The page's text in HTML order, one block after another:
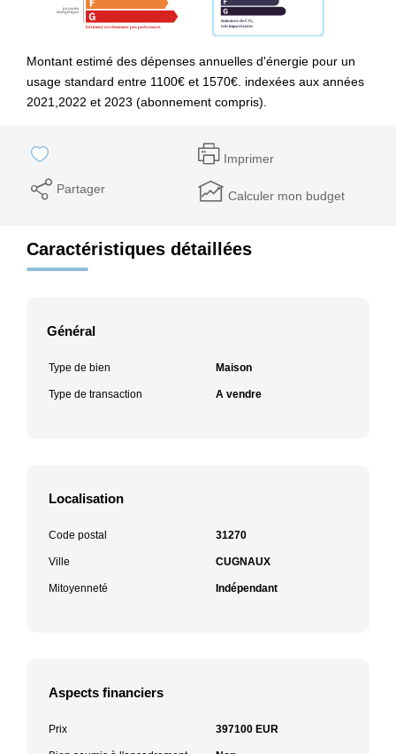
Montant estimé des dépenses annuelles d'énergie pour un
usage standard entre 1100€ et 1570€. indexées aux années
2021,2022 et 2023 (abonnement compris).
Imprimer
Partager Calculer mon budget
Caractéristiques détaillées
Général
Type de bien Maison
Type de transaction A vendre
Localisation
Code postal 31270
Ville CUGNAUX
Mitoyenneté Indépendant
Aspects financiers
Prix 397100 EUR